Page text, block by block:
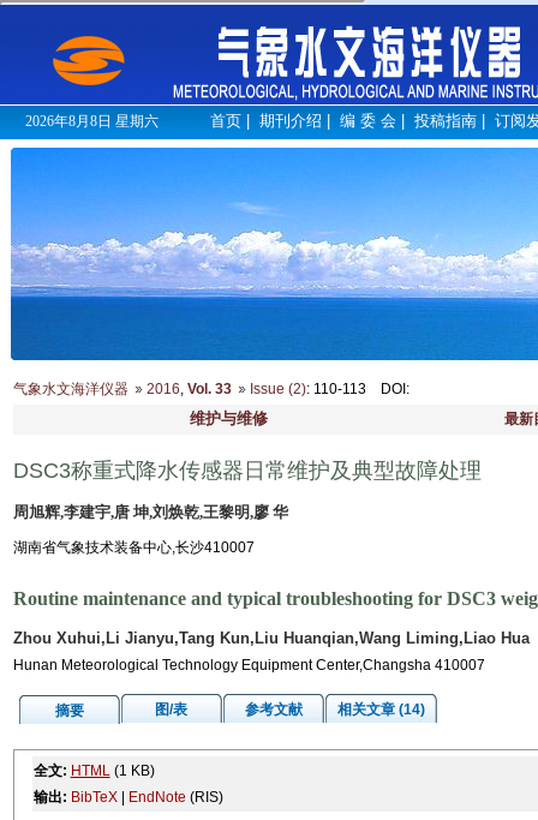
2026年8月8日 星期六 首页 期刊介绍 编 委 会 投稿指南 订阅
气象水文海洋仪器 2016, Vol. 33 Issue (2): 110-113 DOI :
维护与维修 最新
DSC3称重式降水传感器日常维护及典型故障处理
周旭辉,李建宇,唐 坤,刘焕乾,王黎明,廖 华
湖南省气象技术装备中心,长沙410007
Routine maintenance and typical troubleshooting for DSC3
Zhou Xuhui,Li Jianyu,Tang Kun,Liu Huanqian,Wang Liming,Liao Hua
Hunan Meteorological Technology Equipment Center,Changsha 410007
摘要 图/表 参考文献 相关文章 (14)
全文: HTML(1 KB)
输出: BibTeX| EndNote (RIS)